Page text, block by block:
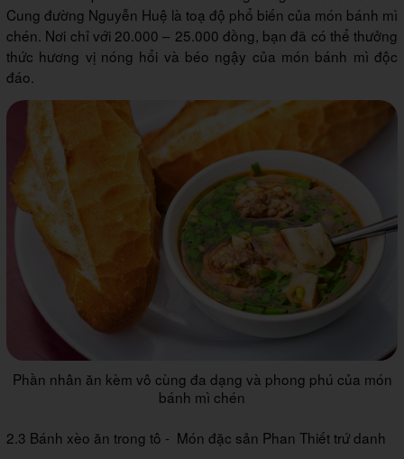
Cung đường Nguyễn Huệ là toạ độ phổ biến của món bánh mì
chén. Nơi chỉ với 20.000 – 25.000 đồng, bạn đã có thể thưởng
thức hương vị nóng hổi và béo ngậy của món bánh mì độc
đáo.
Phần nhân ăn kèm vô cùng đa dạng và phong phú của món
bánh mì chén
2.3 Bánh xèo ăn trong tô - Món đặc sản Phan Thiết trứ danh